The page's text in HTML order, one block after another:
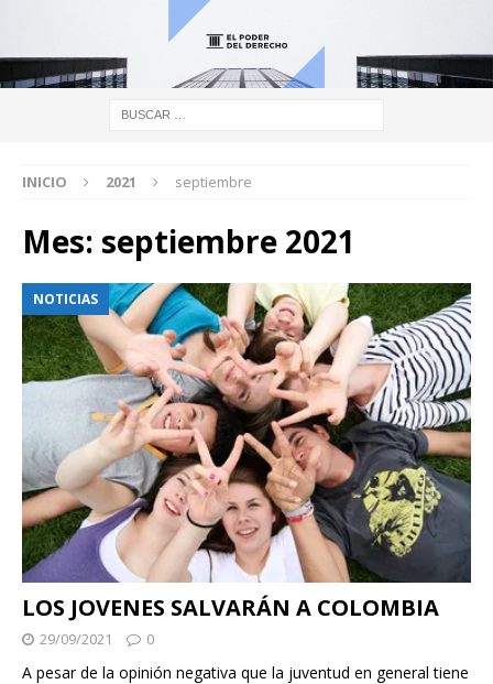
INICIO 2021 septiembre
Mes: septiembre 2021
NOTICIAS
LOS JOVENES SALVARÁN A COLOMBIA
29/09/2021 0
A pesar de la opinión negativa que la juventud en general tiene